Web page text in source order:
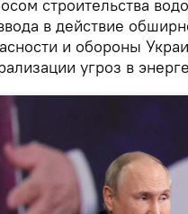
строительства
в действие
и обороны
угроз в